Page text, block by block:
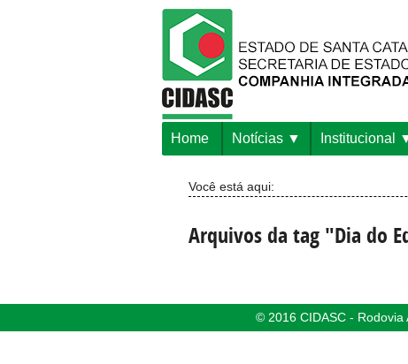
Home Notícias Institucional
Você está aqui:
Arquivos da tag "Dia do
© 2016 CIDASC -